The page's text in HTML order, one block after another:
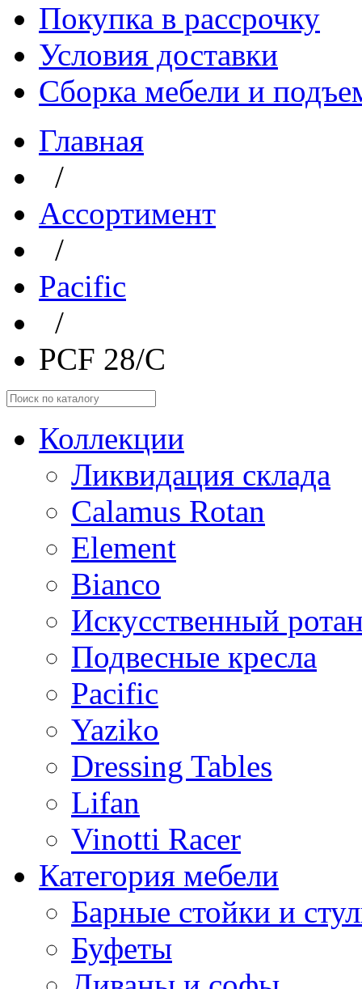
Покупка в рассрочку
Условия доставки
Сборка мебели и
Главная
/
Aссортимент
/
Pacific
/
PCF 28/C
Коллекции
Ликвидация склада
Calamus Rotan
Element
Bianco
Искусственный
Подвесные кресла
Pacific
Yaziko
Dressing Tables
Lifan
Vinotti Racer
Категория мебели
Барные стойки и
Буфеты